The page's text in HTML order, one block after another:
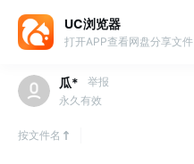
UC浏览器
打开APP查看网盘分享文件
瓜*
举报
永久有效
按文件名